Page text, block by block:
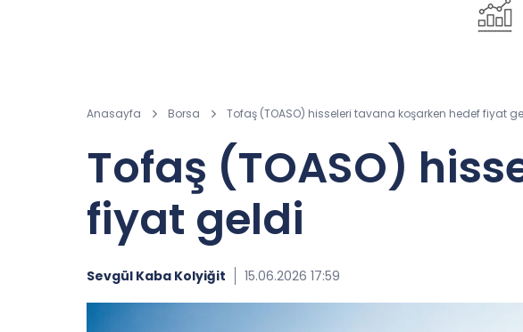
Anasayfa Borsa Tofaş (TOASO) hisseleri tavana koşarken hedef fiyat
Tofaş (TOASO)
fiyat geldi
Sevgül Kaba Kolyiğit 15.06.2026 17:59